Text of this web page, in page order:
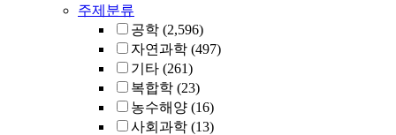
주제분류
공학 (2,596)
자연과학 (497)
기타 (261)
복합학 (23)
농수해양 (16)
사회과학 (13)